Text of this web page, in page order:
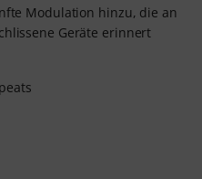
Modulation hinzu, die an
Geräte erinnert